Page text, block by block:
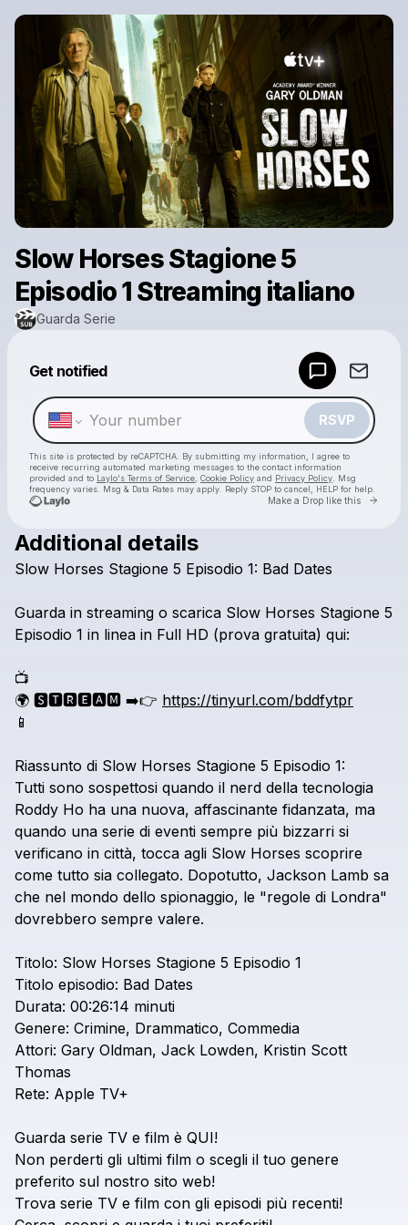
Slow Horses Stagione 5
Episodio 1 Streaming italiano
Guarda Serie
Get notified
RSVP
This site is protected by reCAPTCHA. By submitting my information, I agree to
receive recurring automated marketing messages to the contact information
provided and to Laylo's Terms of Service Cookie Policy and Privacy Policy . Msg
frequency varies. Msg & Data Rates may apply. Reply STOP to cancel, HELP for help.
Make a Drop like this Go
Check your texts
Additional details
Slow Horses Stagione 5 Episodio 1: Bad Dates
Guarda in streaming o scarica Slow Horses Stagione 5
Episodio 1 in linea in Full HD (prova gratuita) qui:
📺
🌍 🆂🆃🆁🅴🅰🅼 ➡️👉 https://tinyurl.com/bddfytpr
📱
Riassunto di Slow Horses Stagione 5 Episodio 1:
Tutti sono sospettosi quando il nerd della tecnologia
Roddy Ho ha una nuova, affascinante fidanzata, ma
quando una serie di eventi sempre più bizzarri si
verificano in città, tocca agli Slow Horses scoprire
come tutto sia collegato. Dopotutto, Jackson Lamb sa
che nel mondo dello spionaggio, le "regole di Londra"
dovrebbero sempre valere.
Titolo: Slow Horses Stagione 5 Episodio 1
Titolo episodio: Bad Dates
Durata: 00:26:14 minuti
Genere: Crimine, Drammatico, Commedia
Attori: Gary Oldman, Jack Lowden, Kristin Scott
Thomas
Rete: Apple TV+
Guarda serie TV e film è QUI!
Non perderti gli ultimi film o scegli il tuo genere
preferito sul nostro sito web!
Trova serie TV e film con gli episodi più recenti!